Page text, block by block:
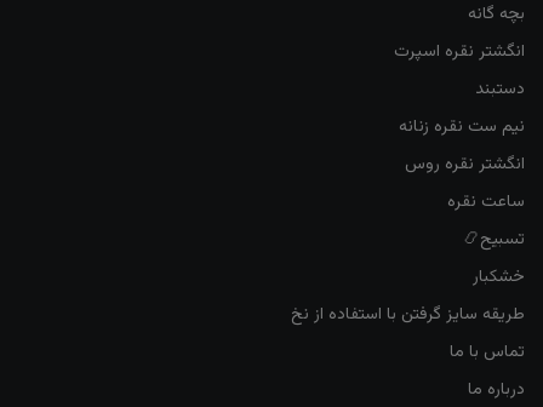
بچه گانه
انگشتر نقره اسپرت
دستبند
نیم ست نقره زنانه
انگشتر نقره روس
ساعت نقره
تسبیح📿
خشکبار
طریقه سایز گرفتن با استفاده از نخ
تماس با ما
درباره ما